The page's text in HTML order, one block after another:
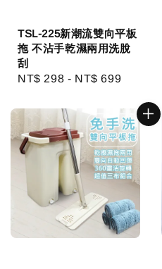
TSL-225新潮流雙向平板
拖 不沾手乾濕兩用洗脫
刮
Regular
NT$ 298 - NT$ 699